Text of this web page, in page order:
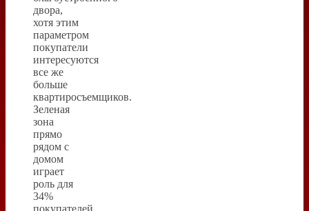
двора,
хотя этим
параметром
покупатели
интересуются
все же
больше
квартиросъемщиков.
Зеленая
зона
прямо
рядом с
домом
играет
роль для
34%
покупателей